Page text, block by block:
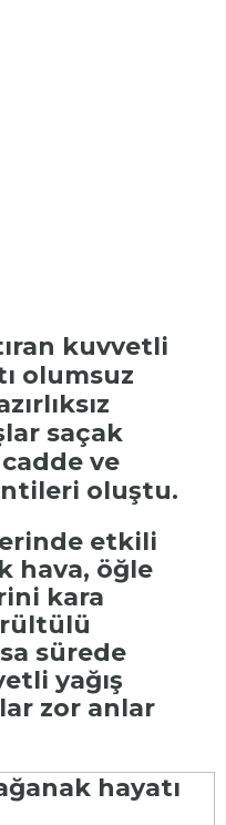
kuvvetli
olumsuz
saçak
cadde ve
oluştu.
etkili
hava, öğle
kara
sürede
yağış
zor anlar